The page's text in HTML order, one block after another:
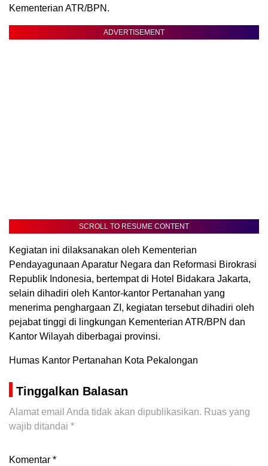
Kementerian ATR/BPN.
ADVERTISEMENT
SCROLL TO RESUME CONTENT
Kegiatan ini dilaksanakan oleh Kementerian
Pendayagunaan Aparatur Negara dan Reformasi Birokrasi
Republik Indonesia, bertempat di Hotel Bidakara Jakarta,
selain dihadiri oleh Kantor-kantor Pertanahan yang
menerima penghargaan ZI, kegiatan tersebut dihadiri oleh
pejabat tinggi di lingkungan Kementerian ATR/BPN dan
Kantor Wilayah diberbagai provinsi.
Humas Kantor Pertanahan Kota Pekalongan
Tinggalkan Balasan
Alamat email Anda tidak akan dipublikasikan. Ruas yang
wajib ditandai *
Komentar *